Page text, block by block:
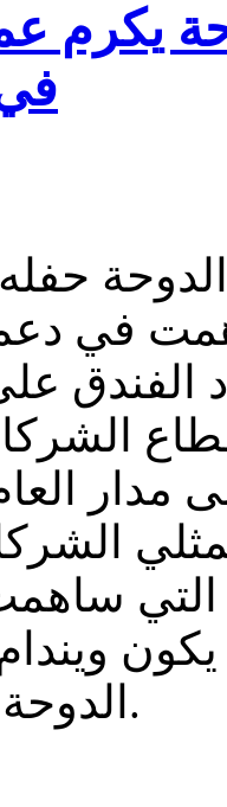
يكرم
في
الفندق
مدار
التي
الدوحة خيارها المفضل.